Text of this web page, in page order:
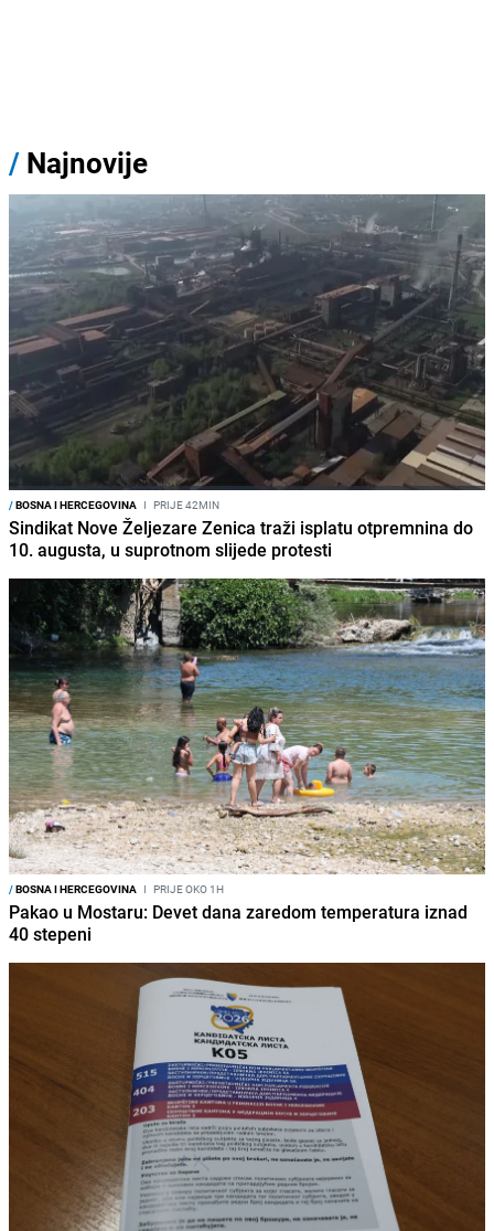
/ Najnovije
/BOSNA I HERCEGOVINA I PRIJE 42MIN
Sindikat Nove Željezare Zenica traži isplatu otpremnina do
10. augusta, u suprotnom slijede protesti
/BOSNA I HERCEGOVINA I PRIJE OKO 1H
Pakao u Mostaru: Devet dana zaredom temperatura iznad
40 stepeni